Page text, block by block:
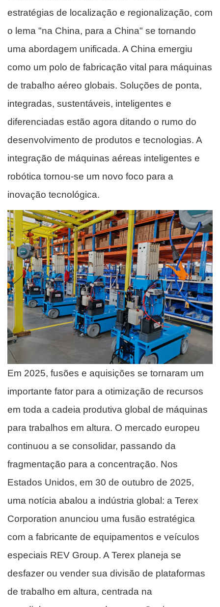
estratégias de localização e regionalização, com
o lema "na China, para a China" se tornando
uma abordagem unificada. A China emergiu
como um polo de fabricação vital para máquinas
de trabalho aéreo globais. Soluções de ponta,
integradas, sustentáveis, inteligentes e
diferenciadas estão agora ditando o rumo do
desenvolvimento de produtos e tecnologias. A
integração de máquinas aéreas inteligentes e
robótica tornou-se um novo foco para a
inovação tecnológica.
Em 2025, fusões e aquisições se tornaram um
importante fator para a otimização de recursos
em toda a cadeia produtiva global de máquinas
para trabalhos em altura. O mercado europeu
continuou a se consolidar, passando da
fragmentação para a concentração. Nos
Estados Unidos, em 30 de outubro de 2025,
uma notícia abalou a indústria global: a Terex
Corporation anunciou uma fusão estratégica
com a fabricante de equipamentos e veículos
especiais REV Group. A Terex planeja se
desfazer ou vender sua divisão de plataformas
de trabalho em altura, centrada na